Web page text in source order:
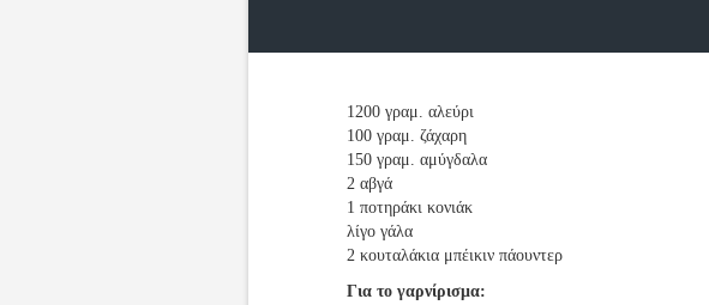
1200 γραμ. αλεύρι
100 γραμ. ζάχαρη
150 γραμ. αμύγδαλα
2 αβγά
1 ποτηράκι κονιάκ
λίγο γάλα
2 κουταλάκια μπέικιν πάουντερ
Για το γαρνίρισμα: